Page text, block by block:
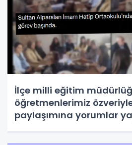
İlçe milli eğitim
öğretmenlerimiz
paylaşımına yorumlar